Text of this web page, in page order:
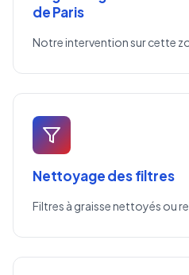
de Paris
Notre intervention sur cette
Nettoyage des filtres
Filtres à graisse nettoyés ou